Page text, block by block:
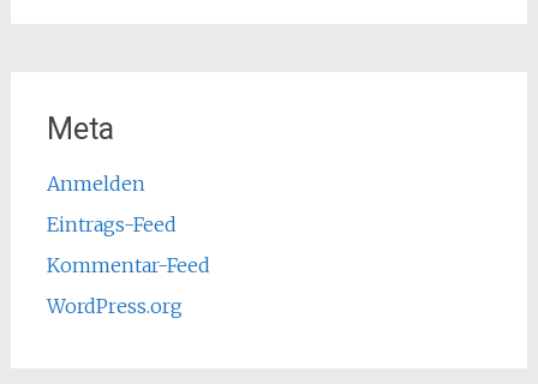
Meta
Anmelden
Eintrags-Feed
Kommentar-Feed
WordPress.org